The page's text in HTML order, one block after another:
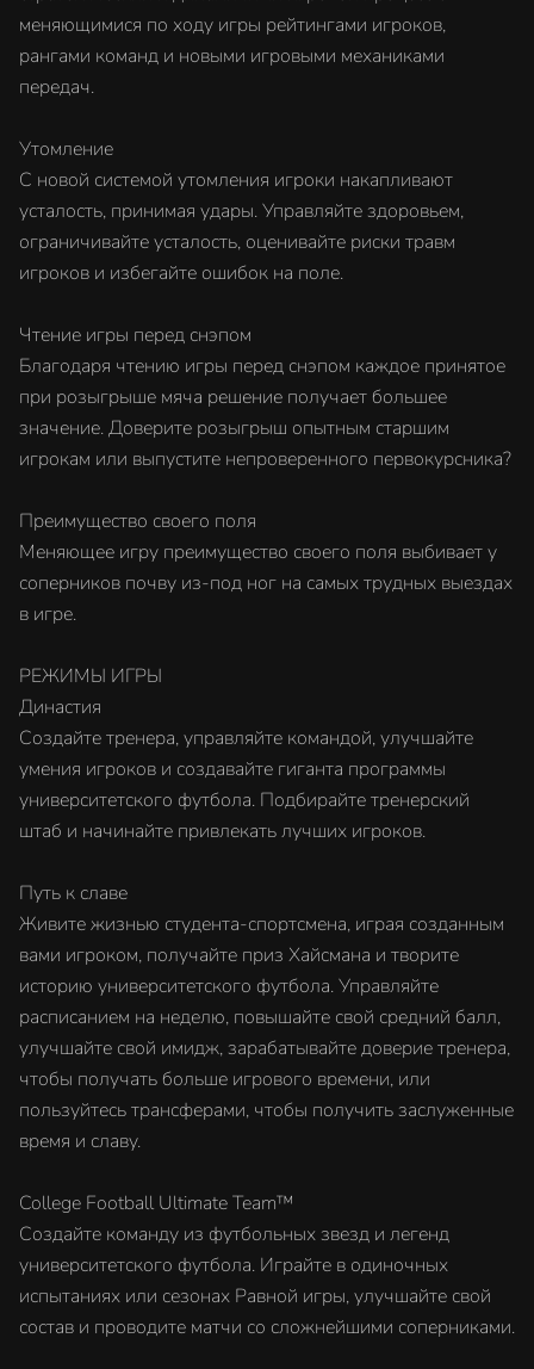
меняющимися по ходу игры рейтингами игроков,
рангами команд и новыми игровыми механиками
передач.
Утомление
С новой системой утомления игроки накапливают
усталость, принимая удары. Управляйте здоровьем,
ограничивайте усталость, оценивайте риски травм
игроков и избегайте ошибок на поле.
Чтение игры перед снэпом
Благодаря чтению игры перед снэпом каждое принятое
при розыгрыше мяча решение получает большее
значение. Доверите розыгрыш опытным старшим
игрокам или выпустите непроверенного первокурсника?
Преимущество своего поля
Меняющее игру преимущество своего поля выбивает у
соперников почву из-под ног на самых трудных выездах
в игре.
РЕЖИМЫ ИГРЫ
Династия
Создайте тренера, управляйте командой, улучшайте
умения игроков и создавайте гиганта программы
университетского футбола. Подбирайте тренерский
штаб и начинайте привлекать лучших игроков.
Путь к славе
Живите жизнью студента-спортсмена, играя созданным
вами игроком, получайте приз Хайсмана и творите
историю университетского футбола. Управляйте
расписанием на неделю, повышайте свой средний балл,
улучшайте свой имидж, зарабатывайте доверие тренера,
чтобы получать больше игрового времени, или
пользуйтесь трансферами, чтобы получить заслуженные
время и славу.
College Football Ultimate Team™
Создайте команду из футбольных звезд и легенд
университетского футбола. Играйте в одиночных
испытаниях или сезонах Равной игры, улучшайте свой
состав и проводите матчи со сложнейшими соперниками.